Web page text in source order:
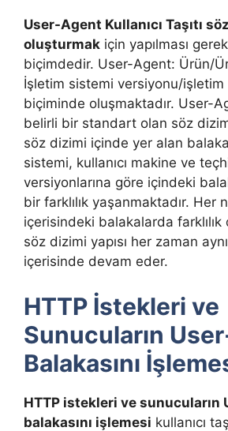
User-Agent Kullanıcı Taşıtı
oluşturmak için yapılması
biçimdedir. User-Agent: Ürün/
İşletim sistemi versiyonu/
biçiminde oluşmaktadır. User-
belirli bir standart olan söz
söz dizimi içinde yer alan
sistemi, kullanıcı makine ve
versiyonlarına göre içindeki
bir farklılık yaşanmaktadır. Her
içerisindeki balakalarda
söz dizimi yapısı her zaman
içerisinde devam eder.
HTTP İstekleri ve
Sunucuların
Balakasını
HTTP istekleri ve sunucuların
balakasını işlemesi kullanıcı